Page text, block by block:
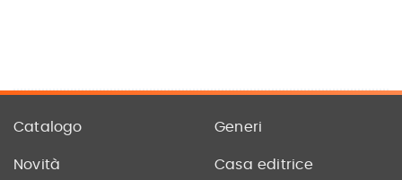
Catalogo Generi
Novità Casa editrice